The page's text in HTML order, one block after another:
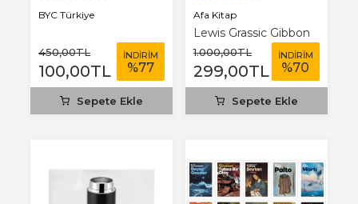
BYC Türkiye
450,00TL
100,00TL
İNDİRİM
%77
Sepete Ekle
Afa Kitap
Lewis Grassic Gibbon
1.000,00TL
299,00TL
İNDİRİM
%70
Sepete Ekle